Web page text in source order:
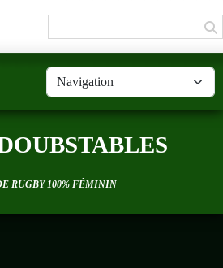
RUGBY 100% FÉMININ